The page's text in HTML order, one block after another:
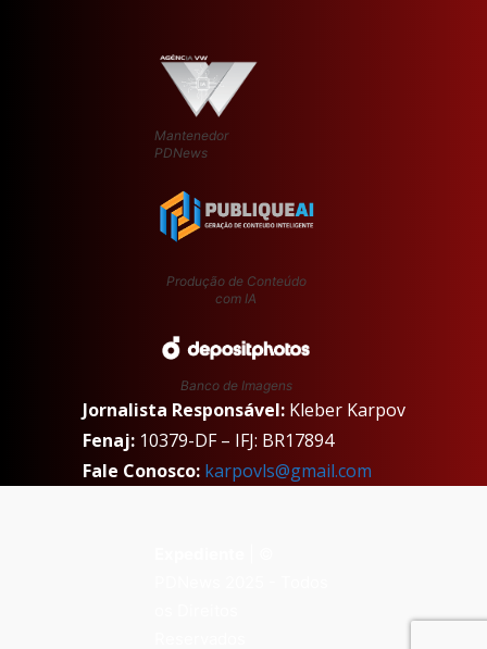
Mantenedor
PDNews
Produção de Conteúdo
com IA
Banco de Imagens
Jornalista Responsável:Kleber Karpov
Fenaj:10379-DF – IFJ: BR17894
Fale Conosco: karpovls@gmail.com